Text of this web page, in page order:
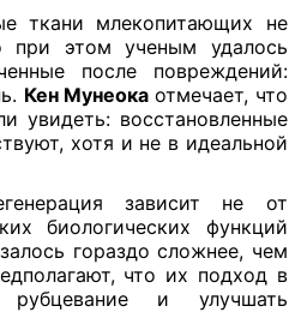
ткани млекопитающих не
при этом ученым удалось
после повреждений:
Кен Мунеокаотмечает, что
увидеть: восстановленные
хотя и не в идеальной
зависит не от
биологических функций
гораздо сложнее, чем
что их подход в
и улучшать